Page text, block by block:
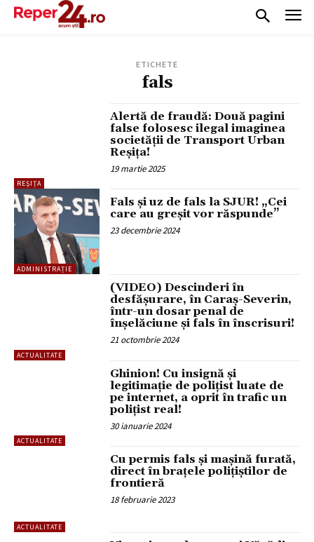
ETICHETE
fals
REȘIȚA
Alertă de fraudă: Două pagini
false folosesc ilegal imaginea
societății de Transport Urban
Reșița!
19 martie 2025
ADMINISTRAȚIE
Fals și uz de fals la SJUR! „Cei
care au greșit vor răspunde”
23 decembrie 2024
ACTUALITATE
(VIDEO) Descinderi în
desfășurare, în Caraș-Severin,
într-un dosar penal de
înșelăciune și fals în înscrisuri!
21 octombrie 2024
ACTUALITATE
Ghinion! Cu insignă și
legitimație de polițist luate de
pe internet, a oprit în trafic un
polițist real!
30 ianuarie 2024
ACTUALITATE
Cu permis fals și mașină furată,
direct în brațele polițiștilor de
frontieră
18 februarie 2023